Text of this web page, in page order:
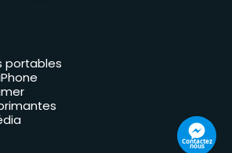
portables
Contactez
nous